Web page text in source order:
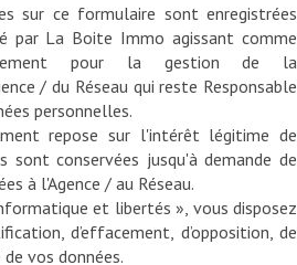
sur ce formulaire sont enregistrées
par La Boite Immo agissant comme
pour la gestion de la
/ du Réseau qui reste Responsable
personnelles.
repose sur l'intérêt légitime de
sont conservées jusqu'à demande de
à l'Agence / au Réseau.
et libertés », vous disposez
d’effacement, d’opposition, de
vos données.